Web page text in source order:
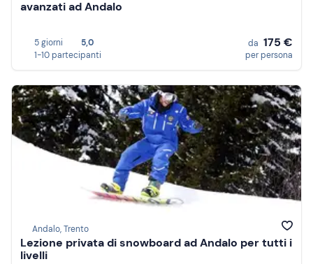
avanzati ad Andalo
5 giorni
5,0
1-10 partecipanti
da 175 €
per persona
Andalo, Trento
Lezione privata di snowboard ad Andalo per tutti i
livelli